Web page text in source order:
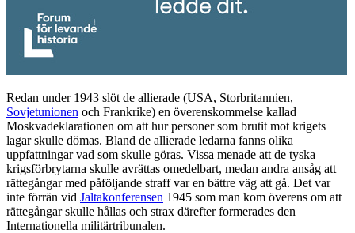
Redan under 1943 slöt de allierade (USA, Storbritannien,
Sovjetunionen och Frankrike) en överenskommelse kallad
Moskvadeklarationen om att hur personer som brutit mot krigets
lagar skulle dömas. Bland de allierade ledarna fanns olika
uppfattningar vad som skulle göras. Vissa menade att de tyska
krigsförbrytarna skulle avrättas omedelbart, medan andra ansåg att
rättegångar med påföljande straff var en bättre väg att gå. Det var
inte förrän vid Jaltakonferensen 1945 som man kom överens om att
rättegångar skulle hållas och strax därefter formerades den
Internationella militärtribunalen.